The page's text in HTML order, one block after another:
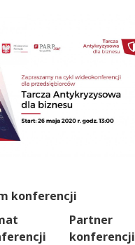
konferencji
Partner
konferencji